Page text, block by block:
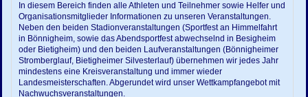
In diesem Bereich finden alle Athleten und Teilnehmer sowie Helfer und
Organisationsmitglieder Informationen zu unseren Veranstaltungen.
Neben den beiden Stadionveranstaltungen (Sportfest an Himmelfahrt
in Bönnigheim, sowie das Abendsportfest abwechselnd in Besigheim
oder Bietigheim) und den beiden Laufveranstaltungen (Bönnigheimer
Stromberglauf, Bietigheimer Silvesterlauf) übernehmen wir jedes Jahr
mindestens eine Kreisveranstaltung und immer wieder
Landesmeisterschaften. Abgerundet wird unser Wettkampfangebot mit
Nachwuchsveranstaltungen.